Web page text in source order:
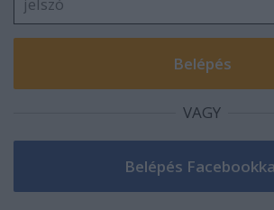
VAGY